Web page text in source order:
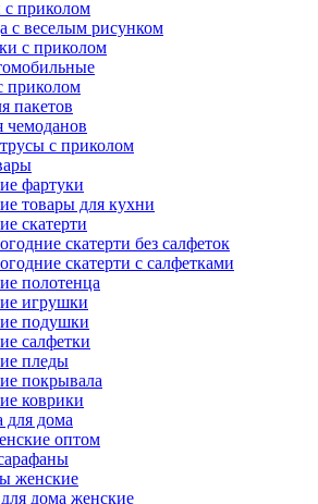
приколом
с веселым рисунком
с приколом
приколом
пакетов
чемоданов
с приколом
фартуки
товары для кухни
скатерти
скатерти без салфеток
скатерти с салфетками
полотенца
игрушки
подушки
салфетки
пледы
покрывала
коврики
для дома
оптом
женские
дома женские